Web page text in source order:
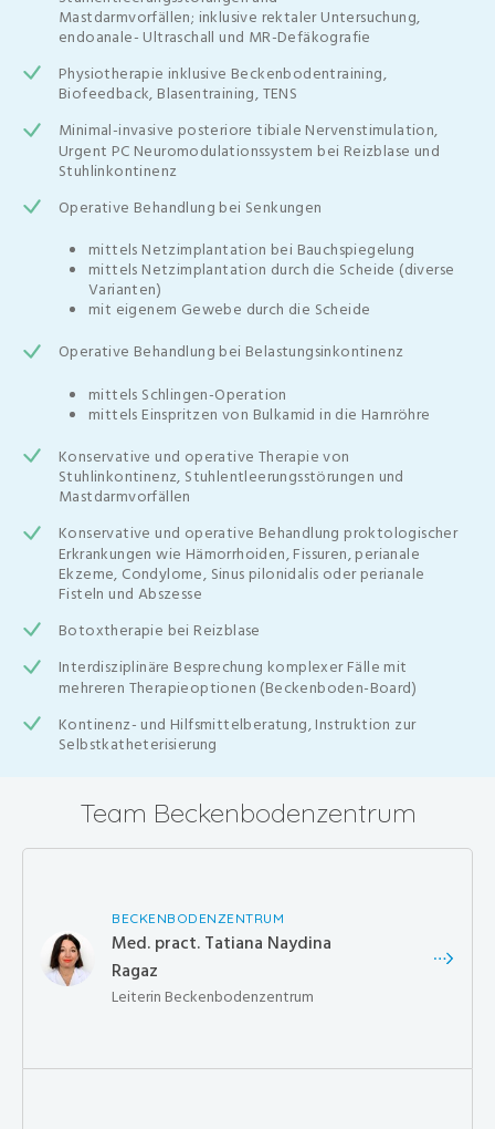
Mastdarmvorfällen; inklusive rektaler Untersuchung,
endoanale- Ultraschall und MR-Defäkografie
Physiotherapie inklusive Beckenbodentraining,
Biofeedback, Blasentraining, TENS
Minimal-invasive posteriore tibiale Nervenstimulation,
Urgent PC Neuromodulationssystem bei Reizblase und
Stuhlinkontinenz
Operative Behandlung bei Senkungen
mittels Netzimplantation bei Bauchspiegelung
mittels Netzimplantation durch die Scheide (diverse
Varianten)
mit eigenem Gewebe durch die Scheide
Operative Behandlung bei Belastungsinkontinenz
mittels Schlingen-Operation
mittels Einspritzen von Bulkamid in die Harnröhre
Konservative und operative Therapie von
Stuhlinkontinenz, Stuhlentleerungsstörungen und
Mastdarmvorfällen
Konservative und operative Behandlung proktologischer
Erkrankungen wie Hämorrhoiden, Fissuren, perianale
Ekzeme, Condylome, Sinus pilonidalis oder perianale
Fisteln und Abszesse
Botoxtherapie bei Reizblase
Interdisziplinäre Besprechung komplexer Fälle mit
mehreren Therapieoptionen (Beckenboden-Board)
Kontinenz- und Hilfsmittelberatung, Instruktion zur
Selbstkatheterisierung
Team Beckenbodenzentrum
BECKENBODENZENTRUM
Med. pract. Tatiana Naydina
Ragaz
Leiterin Beckenbodenzentrum